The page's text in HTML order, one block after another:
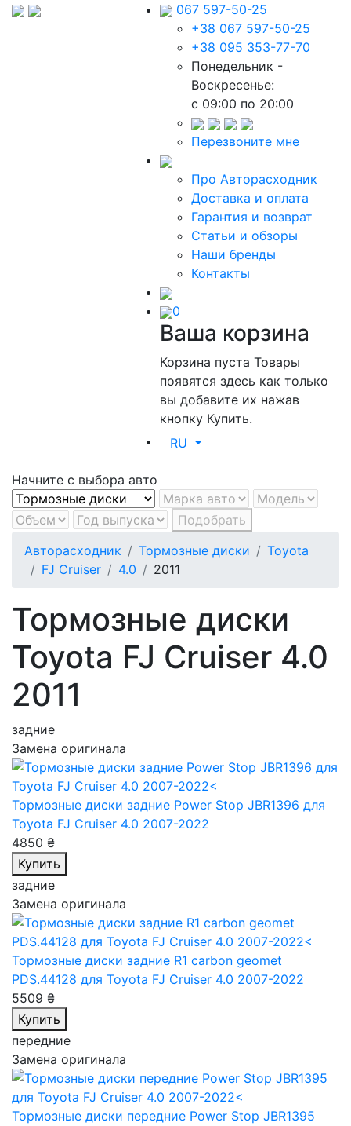
067 597-50-25
+38 067 597-50-25
+38 095 353-77-70
Понедельник -
Воскресенье:
c 09:00 по 20:00
Перезвоните мне
Про Авторасходник
Доставка и оплата
Гарантия и возврат
Статьи и обзоры
Наши бренды
Контакты
0
Ваша корзина
Корзина пустаТовары
появятся здесь как только
вы добавите их нажав
кнопку Купить.
RU
Начните с выбора авто
Подобрать
Авторасходник
Тормозные диски
Toyota
FJ Cruiser
4.0 2011
Тормозные диски
Toyota FJ Cruiser 4.0
2011
задние
Замена оригинала
Тормозные диски задние Power Stop JBR1396 для
Toyota FJ Cruiser 4.0 2007-2022
4850 ₴
Купить
задние
Замена оригинала
Тормозные диски задние R1 carbon geomet
PDS.44128 для Toyota FJ Cruiser 4.0 2007-2022
5509 ₴
Купить
передние
Замена оригинала
Тормозные диски передние Power Stop JBR1395